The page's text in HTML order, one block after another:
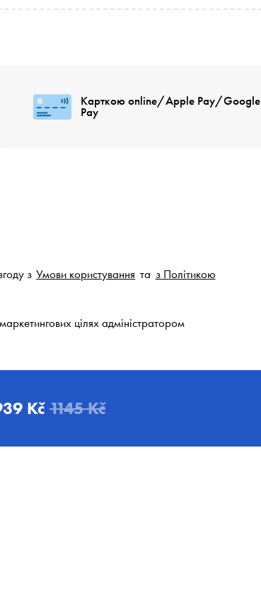
Карткою online/Apple Pay/Google
Pay
з Умови користування та з Політикою
цілях адміністратором
Kč 1145 Kč